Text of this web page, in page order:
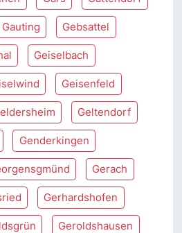
Gauting Gebsattel
Geiselbach
Geisenfeld
Geltendorf
Genderkingen
Gerach
Gerhardshofen
Geroldshausen